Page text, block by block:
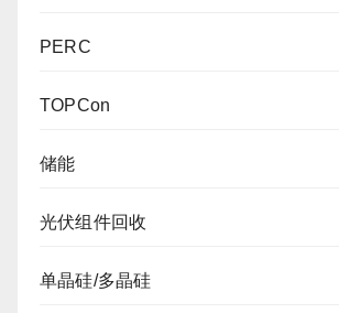
PERC
TOPCon
储能
光伏组件回收
单晶硅/多晶硅